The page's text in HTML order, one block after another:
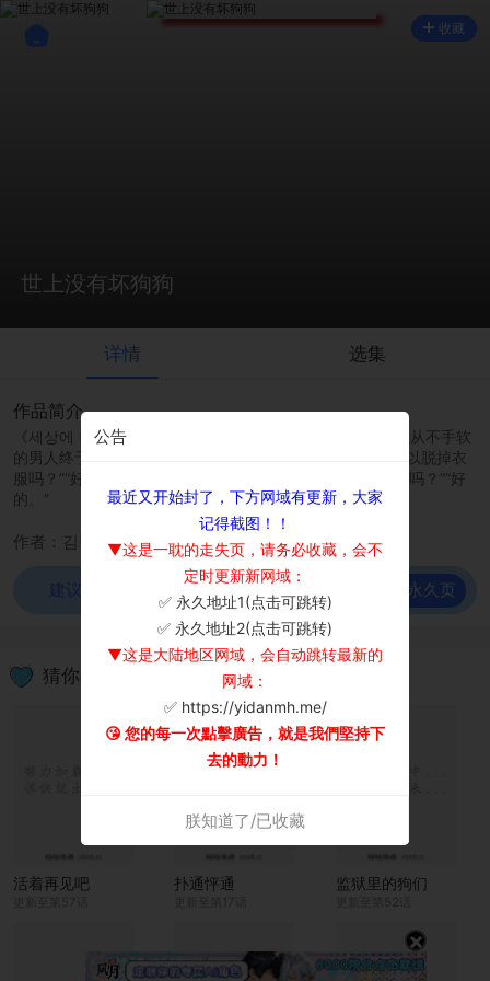
世上没有坏狗狗
收藏
详情 选集
作品简介
《세상에 나쁜 개는 없다》平台：ridibooks两个截然不同但从不手软
的男人终于见面了！\n“我可以叫你贤浩吗？”“好的。”“我可以脱掉衣
服吗？”“好的。”“我可以吻你吗？”“好的。”“我可以在上面做吗？”“好
的。”
作者：김공룡
建议使用谷歌浏览器观看！ 前往永久页
猜你喜欢
活着再见吧 扑通怦通 监狱里的狗们
公告
最近又开始封了，下方网域有更新，大家
记得截图！！
▼这是一耽的走失页，请务必收藏，会不
定时更新新网域：
✅ 永久地址1(点击可跳转)
✅ 永久地址2(点击可跳转)
▼这是大陆地区网域，会自动跳转最新的
网域：
✅ https://yidanmh.me/
😘 您的每一次點擊廣告，就是我們堅持下
去的動力！
朕知道了/已收藏
×